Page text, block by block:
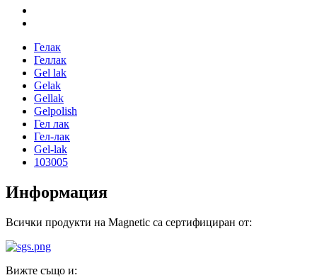
Гелак
Геллак
Gel lak
Gelak
Gellak
Gelpolish
Гел лак
Гел-лак
Gel-lak
103005
Информация
Всички продукти на Magnetic са сертифициран от:
Вижте също и: